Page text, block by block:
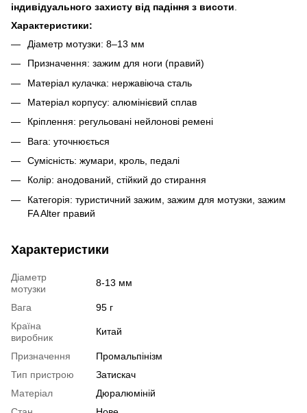
індивідуального захисту від падіння з висоти
Характеристики:
Діаметр мотузки: 8–13 мм
Призначення: зажим для ноги (правий)
Матеріал кулачка: нержавіюча сталь
Матеріал корпусу: алюмінієвий сплав
Кріплення: регульовані нейлонові ремені
Вага: уточнюється
Сумісність: жумари, кроль, педалі
Колір: анодований, стійкий до стирання
Категорія: туристичний зажим, зажим для мотузки, зажим
FA Alter правий
Характеристики
Діаметр
мотузки
8-13 мм
Вага
95 г
Країна
виробник
Китай
Призначення
Промальпінізм
Тип пристрою
Затискач
Матеріал
Дюралюміній